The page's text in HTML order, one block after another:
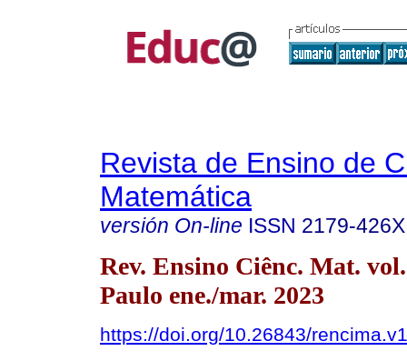
Revista de Ensino de
Matemática
versión On-line ISSN 2179-426X
Rev. Ensino Ciênc. Mat.
Paulo ene./mar. 2023
https://doi.org/10.26843/